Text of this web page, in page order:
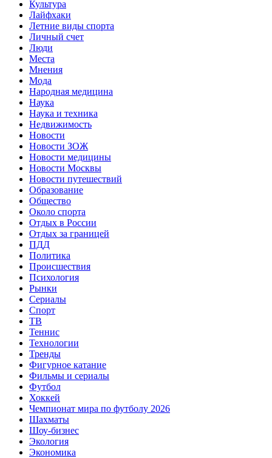
Культура
Лайфхаки
Летние виды спорта
Личный счет
Люди
Места
Мнения
Мода
Народная медицина
Наука
Наука и техника
Недвижимость
Новости
Новости ЗОЖ
Новости медицины
Новости Москвы
Новости путешествий
Образование
Общество
Около спорта
Отдых в России
Отдых за границей
ПДД
Политика
Происшествия
Психология
Рынки
Сериалы
Спорт
ТВ
Теннис
Технологии
Тренды
Фигурное катание
Фильмы и сериалы
Футбол
Хоккей
Чемпионат мира по футболу 2026
Шахматы
Шоу-бизнес
Экология
Экономика